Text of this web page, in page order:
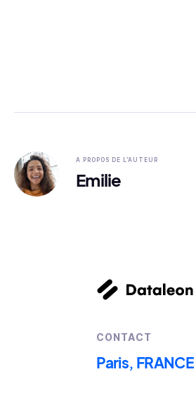
A PROPOS DE L'AUTEUR
Emilie
CONTACT
Paris, FRANCE